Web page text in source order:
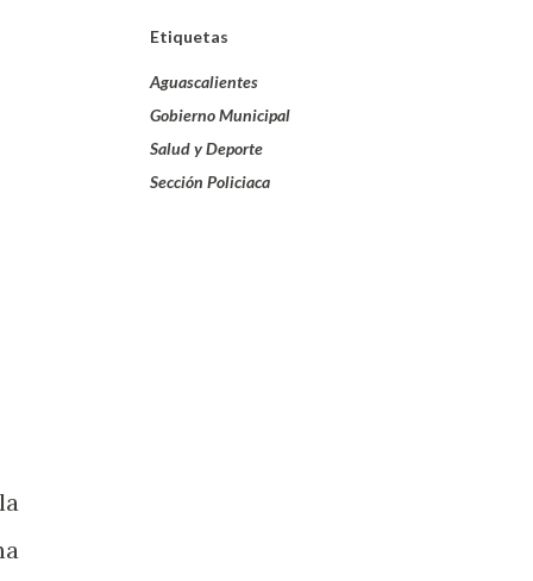
Etiquetas
Aguascalientes
Gobierno Municipal
Salud y Deporte
Sección Policiaca